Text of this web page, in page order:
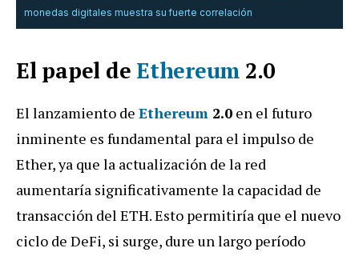
monedas digitales muestra su fuerte correlación
El papel de Ethereum 2.0
El lanzamiento de Ethereum 2.0 en el futuro
inminente es fundamental para el impulso de
Ether, ya que la actualización de la red
aumentaría significativamente la capacidad de
transacción del ETH. Esto permitiría que el nuevo
ciclo de DeFi, si surge, dure un largo período